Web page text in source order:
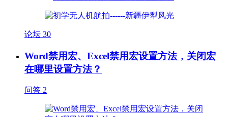
论坛 30
Word禁用宏、Excel禁用宏设置方法，关闭宏
在哪里设置方法？
问答 2